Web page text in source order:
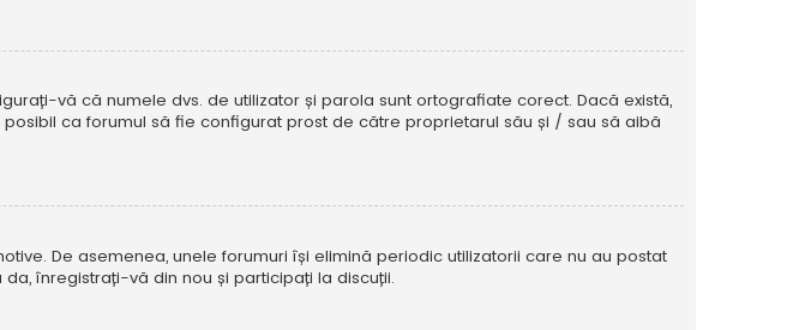
vă că numele dvs. de utilizator și parola sunt ortografiate corect. Dacă există,
ca forumul să fie configurat prost de către proprietarul său și / sau să aibă
De asemenea, unele forumuri își elimină periodic utilizatorii care nu au postat
înregistrați-vă din nou și participați la discuții.